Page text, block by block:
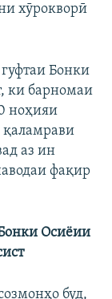
хӯрокворӣ
Бонки
ки барномаи
ноҳияи
қаламрави
аз ин
фақир
Осиёии
буд,